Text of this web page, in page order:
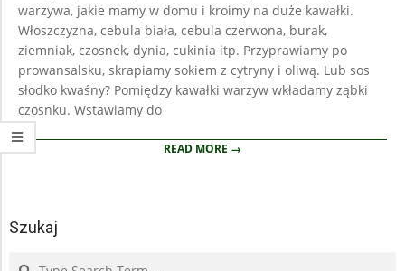
warzywa, jakie mamy w domu i kroimy na duże kawałki.
Włoszczyzna, cebula biała, cebula czerwona, burak,
ziemniak, czosnek, dynia, cukinia itp. Przyprawiamy po
prowansalsku, skrapiamy sokiem z cytryny i oliwą. Lub sos
słodko kwaśny? Pomiędzy kawałki warzyw wkładamy ząbki
czosnku. Wstawiamy do
READ MORE →
Szukaj
Search